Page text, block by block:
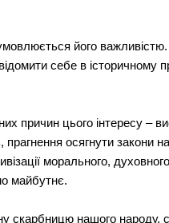
його
себе в історичному
причин цього інтересу –
осягнути закони
морального,
майбутнє.
скарбницю нашого народу,